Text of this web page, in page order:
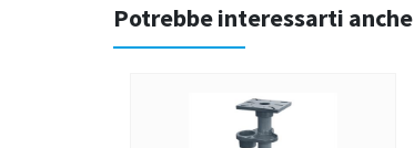
Potrebbe interessarti anche